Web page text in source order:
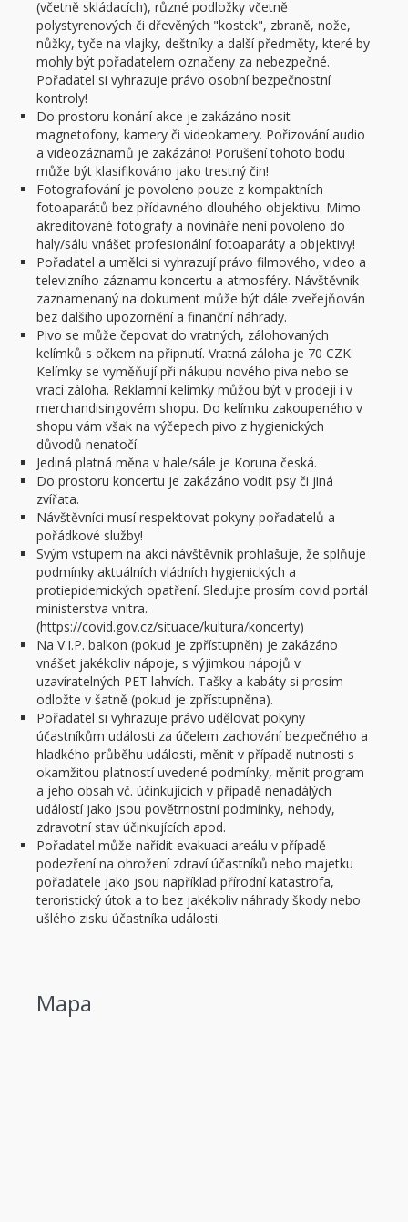
(včetně skládacích), různé podložky včetně
polystyrenových či dřevěných "kostek", zbraně, nože,
nůžky, tyče na vlajky, deštníky a další předměty, které by
mohly být pořadatelem označeny za nebezpečné.
Pořadatel si vyhrazuje právo osobní bezpečnostní
kontroly!
Do prostoru konání akce je zakázáno nosit
magnetofony, kamery či videokamery. Pořizování audio
a videozáznamů je zakázáno! Porušení tohoto bodu
může být klasifikováno jako trestný čin!
Fotografování je povoleno pouze z kompaktních
fotoaparátů bez přídavného dlouhého objektivu. Mimo
akreditované fotografy a novináře není povoleno do
haly/sálu vnášet profesionální fotoaparáty a objektivy!
Pořadatel a umělci si vyhrazují právo filmového, video a
televizního záznamu koncertu a atmosféry. Návštěvník
zaznamenaný na dokument může být dále zveřejňován
bez dalšího upozornění a finanční náhrady.
Pivo se může čepovat do vratných, zálohovaných
kelímků s očkem na připnutí. Vratná záloha je 70 CZK.
Kelímky se vyměňují při nákupu nového piva nebo se
vrací záloha. Reklamní kelímky můžou být v prodeji i v
merchandisingovém shopu. Do kelímku zakoupeného v
shopu vám však na výčepech pivo z hygienických
důvodů nenatočí.
Jediná platná měna v hale/sále je Koruna česká.
Do prostoru koncertu je zakázáno vodit psy či jiná
zvířata.
Návštěvníci musí respektovat pokyny pořadatelů a
pořádkové služby!
Svým vstupem na akci návštěvník prohlašuje, že splňuje
podmínky aktuálních vládních hygienických a
protiepidemických opatření. Sledujte prosím covid portál
ministerstva vnitra.
(https://covid.gov.cz/situace/kultura/koncerty)
Na V.I.P. balkon (pokud je zpřístupněn) je zakázáno
vnášet jakékoliv nápoje, s výjimkou nápojů v
uzavíratelných PET lahvích. Tašky a kabáty si prosím
odložte v šatně (pokud je zpřístupněna).
Pořadatel si vyhrazuje právo udělovat pokyny
účastníkům události za účelem zachování bezpečného a
hladkého průběhu události, měnit v případě nutnosti s
okamžitou platností uvedené podmínky, měnit program
a jeho obsah vč. účinkujících v případě nenadálých
událostí jako jsou povětrnostní podmínky, nehody,
zdravotní stav účinkujících apod.
Pořadatel může nařídit evakuaci areálu v případě
podezření na ohrožení zdraví účastníků nebo majetku
pořadatele jako jsou například přírodní katastrofa,
teroristický útok a to bez jakékoliv náhrady škody nebo
ušlého zisku účastníka události.
Mapa